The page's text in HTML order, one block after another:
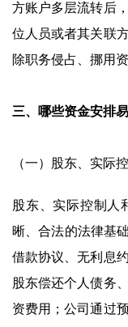
方账户多层流转后
位人员或者其关联
除职务侵占、挪用
三、哪些资金安排
（一）股东、实际
股东、实际控制人
晰、合法的法律基
借款协议、无利息
股东偿还个人债务
资费用；公司通过